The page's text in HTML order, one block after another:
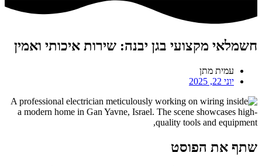
חשמלאי מקצועי בגן יבנה: שירות איכותי ואמין
עמית מתן
יוני 22, 2025
שתף את הפוסט